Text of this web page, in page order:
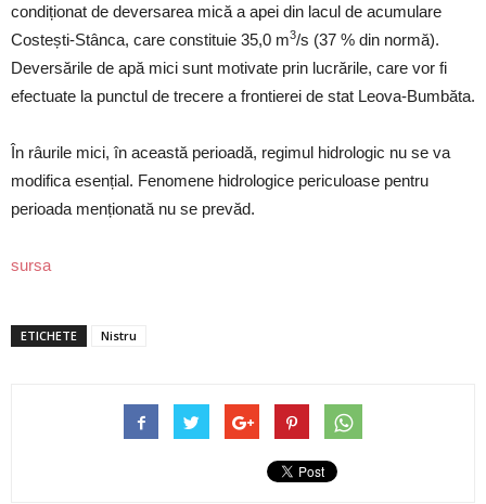
condiționat de deversarea mică a apei din lacul de acumulare
Costești-Stânca, care constituie 35,0 m3/s (37 % din normă).
Deversările de apă mici sunt motivate prin lucrările, care vor fi
efectuate la punctul de trecere a frontierei de stat Leova-Bumbăta.
În râurile mici, în această perioadă, regimul hidrologic nu se va
modifica esențial. Fenomene hidrologice periculoase pentru
perioada menționată nu se prevăd.
sursa
ETICHETE Nistru